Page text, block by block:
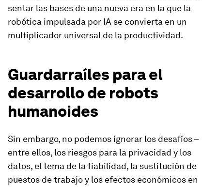
sentar las bases de una nueva era en la que la
robótica impulsada por IA se convierta en un
multiplicador universal de la productividad.
Guardarraíles para el
desarrollo de robots
humanoides
Sin embargo, no podemos ignorar los desafíos –
entre ellos, los riesgos para la privacidad y los
datos, el tema de la fiabilidad, la sustitución de
puestos de trabajo y los efectos económicos en